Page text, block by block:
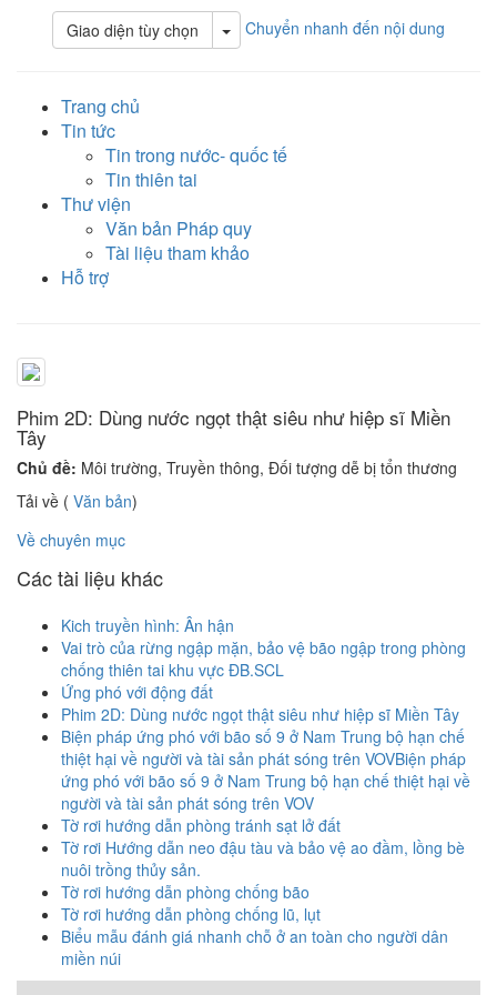
Giao diện tùy chọn Toggle Dropdown
Chuyển nhanh đến nội dung
Trang chủ
Tin tức
Tin trong nước- quốc tế
Tin thiên tai
Thư viện
Văn bản Pháp quy
Tài liệu tham khảo
Hỗ trợ
Phim 2D: Dùng nước ngọt thật siêu như hiệp sĩ Miền
Tây
Chủ đề: Môi trường, Truyền thông, Đối tượng dễ bị tổn thương
Tải về ( Văn bản)
Về chuyên mục
Các tài liệu khác
Kich truyền hình: Ân hận
Vai trò của rừng ngập mặn, bảo vệ bão ngập trong phòng
chống thiên tai khu vực ĐB.SCL
Ứng phó với động đất
Phim 2D: Dùng nước ngọt thật siêu như hiệp sĩ Miền Tây
Biện pháp ứng phó với bão số 9 ở Nam Trung bộ hạn chế
thiệt hại về người và tài sản phát sóng trên VOVBiện pháp
ứng phó với bão số 9 ở Nam Trung bộ hạn chế thiệt hại về
người và tài sản phát sóng trên VOV
Tờ rơi hướng dẫn phòng tránh sạt lở đất
Tờ rơi Hướng dẫn neo đậu tàu và bảo vệ ao đầm, lồng bè
nuôi trồng thủy sản.
Tờ rơi hướng dẫn phòng chống bão
Tờ rơi hướng dẫn phòng chống lũ, lụt
Biểu mẫu đánh giá nhanh chỗ ở an toàn cho người dân
miền núi